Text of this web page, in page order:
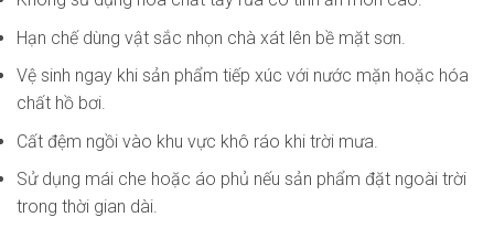
Hạn chế dùng vật sắc nhọn chà xát lên bề mặt sơn.
Vệ sinh ngay khi sản phẩm tiếp xúc với nước mặn hoặc hóa
chất hồ bơi.
Cất đệm ngồi vào khu vực khô ráo khi trời mưa.
Sử dụng mái che hoặc áo phủ nếu sản phẩm đặt ngoài trời
trong thời gian dài.